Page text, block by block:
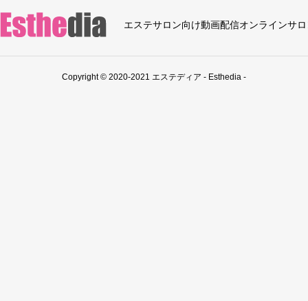
エステサロン向け動画配信オンラインサ
Copyright © 2020-2021 エステディア - Esthedia -